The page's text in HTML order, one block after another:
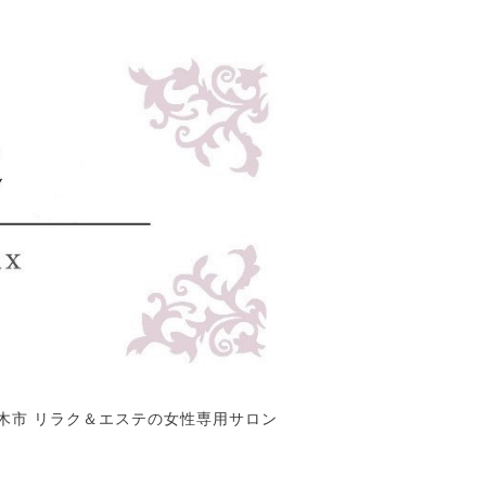
市 リラク＆エステの女性専用サロン